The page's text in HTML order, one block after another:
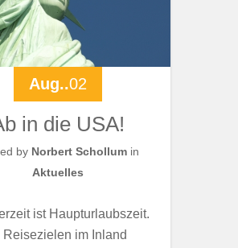
Aug..02
in die USA!
by Norbert Schollumin
Aktuelles
ist Haupturlaubszeit.
Reisezielen im Inland